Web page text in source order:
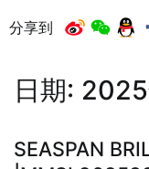
分享到
日期:
SEASPAN